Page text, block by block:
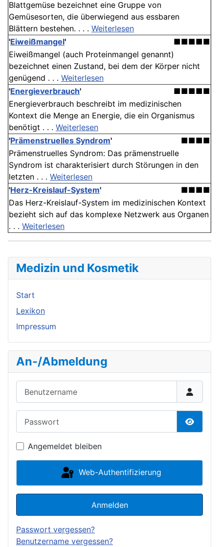
Blattgemüse bezeichnet eine Gruppe von
Gemüsesorten, die überwiegend aus essbaren
Blättern bestehen. . . . Weiterlesen
'Eiweißmangel'
■■■■■
Eiweißmangel (auch Proteinmangel genannt)
bezeichnet einen Zustand, bei dem der Körper nicht
genügend . . . Weiterlesen
'Energieverbrauch'
■■■■■
Energieverbrauch beschreibt im medizinischen
Kontext die Menge an Energie, die ein Organismus
benötigt . . . Weiterlesen
'Prämenstruelles Syndrom'
■■■■
Prämenstruelles Syndrom: Das prämenstruelle
Syndrom ist charakterisiert durch Störungen in den
letzten . . . Weiterlesen
'Herz-Kreislauf-System'
■■■■
Das Herz-Kreislauf-System im medizinischen Kontext
bezieht sich auf das komplexe Netzwerk aus Organen
. . . Weiterlesen
Medizin und Kosmetik
Start
Lexikon
Impressum
An-/Abmeldung
Angemeldet bleiben
Web-Authentifizierung
Anmelden
Passwort vergessen?
Benutzername vergessen?